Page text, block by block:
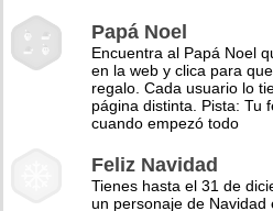
Papá Noel
Encuentra al Papá Noel
en la web y clica para
regalo. Cada usuario lo
página distinta. Pista: Tu
cuando empezó todo
Feliz Navidad
Tienes hasta el 31 de
un personaje de Navidad